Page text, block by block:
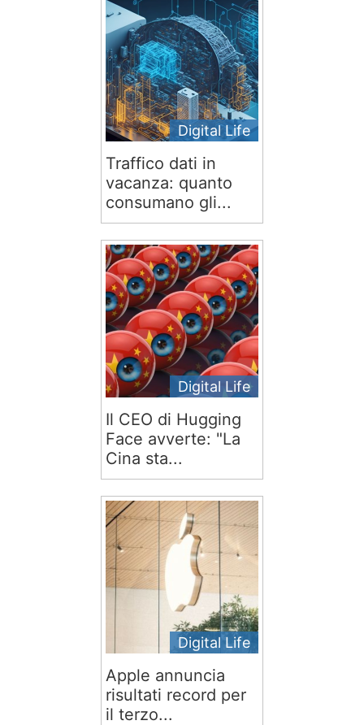
Digital Life
Traffico dati in
vacanza: quanto
consumano gli...
Digital Life
Il CEO di Hugging
Face avverte: "La
Cina sta...
Digital Life
Apple annuncia
risultati record per
il terzo...